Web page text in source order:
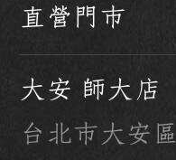
直營門市
大安 師大店
台北市大安